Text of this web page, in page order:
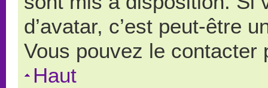
d’avatar, c’est peut-être
Vous pouvez le contacter
Haut